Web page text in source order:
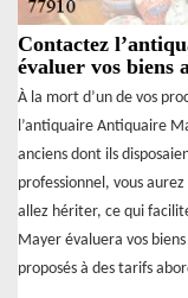
Contactez
évaluer vos biens
À la mort d’un de vos
l’antiquaire Antiquaire
anciens dont ils
professionnel, vous
allez hériter, ce qui
Mayer évaluera vos
proposés à des tarifs